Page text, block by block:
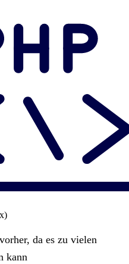
da es zu vielen
kann